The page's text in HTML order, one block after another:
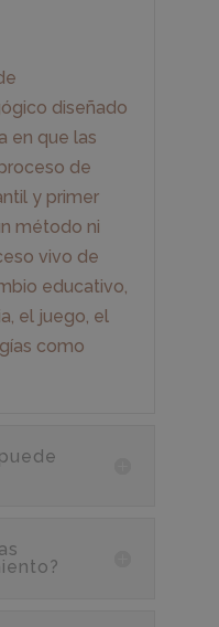
diseñado
en que las
de
y primer
método ni
vivo de
educativo,
el juego, el
como